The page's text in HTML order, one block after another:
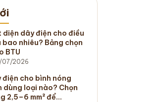
diện dây điện cho điều
bao nhiêu? Bảng chọn
BTU
07/2026
điện cho bình nóng
dùng loại nào? Chọn
2,5–6 mm² để…